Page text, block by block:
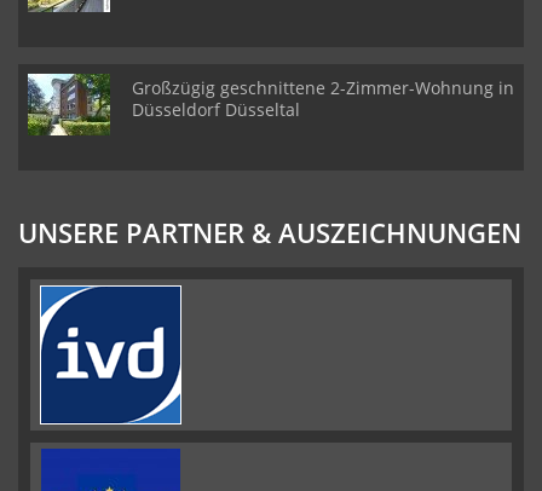
Großzügig geschnittene 2-Zimmer-Wohnung in
Düsseldorf Düsseltal
UNSERE PARTNER & AUSZEICHNUNGEN